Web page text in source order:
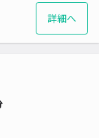
詳細へ